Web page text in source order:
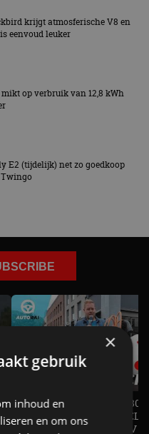
krijgt atmosferische V8 en
eenvoud leuker
op verbruik van 12,8 kWh
E2 (tijdelijk) net zo goedkoop
1.500 KG Trekgewicht & 380
elektrische pk's, maar
AUTO is het? - AutoRAI TV
×
gebruik
inhoud en
en om ons